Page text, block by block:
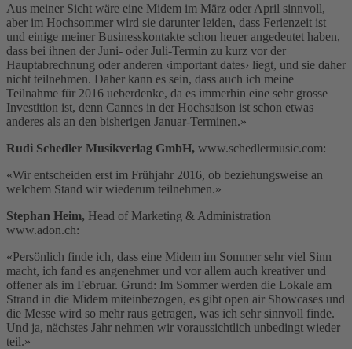
Aus meiner Sicht wäre eine Midem im März oder April sinnvoll,
aber im Hochsommer wird sie darunter leiden, dass Ferienzeit ist
und einige meiner Businesskontakte schon heuer angedeutet haben,
dass bei ihnen der Juni- oder Juli-Termin zu kurz vor der
Hauptabrechnung oder anderen ‹important dates› liegt, und sie daher
nicht teilnehmen. Daher kann es sein, dass auch ich meine
Teilnahme für 2016 ueberdenke, da es immerhin eine sehr grosse
Investition ist, denn Cannes in der Hochsaison ist schon etwas
anderes als an den bisherigen Januar-Terminen.»
Rudi Schedler Musikverlag GmbH, www.schedlermusic.com:
«Wir entscheiden erst im Frühjahr 2016, ob beziehungsweise an
welchem Stand wir wiederum teilnehmen.»
Stephan Heim, Head of Marketing & Administration
www.adon.ch:
«Persönlich finde ich, dass eine Midem im Sommer sehr viel Sinn
macht, ich fand es angenehmer und vor allem auch kreativer und
offener als im Februar. Grund: Im Sommer werden die Lokale am
Strand in die Midem miteinbezogen, es gibt open air Showcases und
die Messe wird so mehr raus getragen, was ich sehr sinnvoll finde.
Und ja, nächstes Jahr nehmen wir voraussichtlich unbedingt wieder
teil.»